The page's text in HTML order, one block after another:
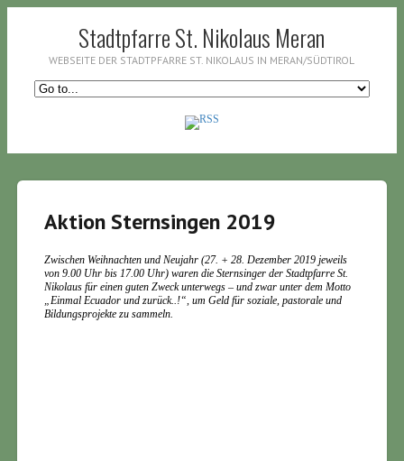
Stadtpfarre St. Nikolaus Meran
WEBSEITE DER STADTPFARRE ST. NIKOLAUS IN MERAN/SÜDTIROL
Aktion Sternsingen 2019
Zwischen Weihnachten und Neujahr (27. + 28. Dezember 2019 jeweils
von 9.00 Uhr bis 17.00 Uhr) waren die Sternsinger der Stadtpfarre St.
Nikolaus für einen guten Zweck unterwegs – und zwar unter dem Motto
„Einmal Ecuador und zurück..!“, um Geld für soziale, pastorale und
Bildungsprojekte zu sammeln.